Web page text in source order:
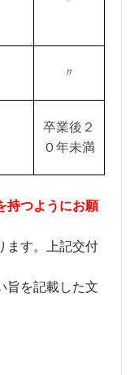
〃
卒業後２
０年未満
持つようにお願
ます。上記交付
旨を記載した文